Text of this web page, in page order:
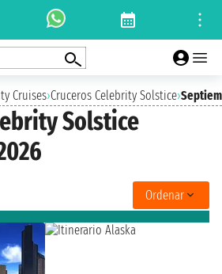
Cruises›Cruceros Celebrity Solstice›
Solstice
Ordenar